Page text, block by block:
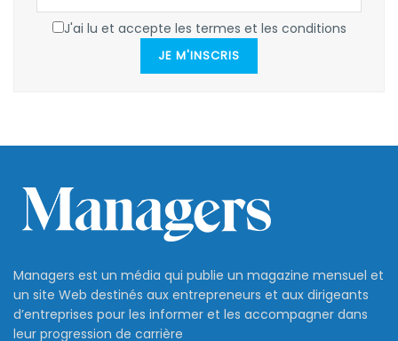
J'ai lu et accepte les termes et les conditions
JE M'INSCRIS
Managers est un média qui publie un magazine mensuel et
un site Web destinés aux entrepreneurs et aux dirigeants
d’entreprises pour les informer et les accompagner dans
leur progression de carrière